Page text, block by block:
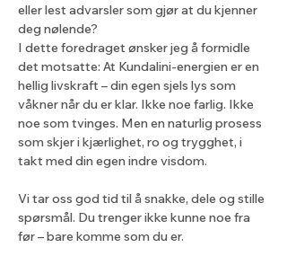
eller lest advarsler som gjør at du kjenner
deg nølende?
I dette foredraget ønsker jeg å formidle
det motsatte: At Kundalini-energien er en
hellig livskraft – din egen sjels lys som
våkner når du er klar. Ikke noe farlig. Ikke
noe som tvinges. Men en naturlig prosess
som skjer i kjærlighet, ro og trygghet, i
takt med din egen indre visdom.
Vi tar oss god tid til å snakke, dele og stille
spørsmål. Du trenger ikke kunne noe fra
før – bare komme som du er.